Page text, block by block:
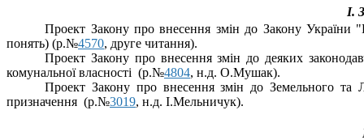
І.
Проект Закону про внесення змін до Закону України
понять) (р.№4570, друге читання).
Проект Закону про внесення змін до деяких
комунальної власності (р.№4804, н.д. О.Мушак).
Проект Закону про внесення змін до Земельного та
призначення (р.№3019, н.д. І.Мельничук).